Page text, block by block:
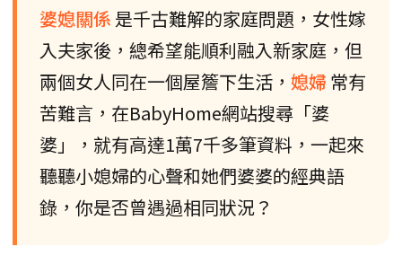
婆媳關係 是千古難解的家庭問題，女性嫁
入夫家後，總希望能順利融入新家庭，但
兩個女人同在一個屋簷下生活， 媳婦 常有
苦難言，在BabyHome網站搜尋「婆
婆」，就有高達1萬7千多筆資料，一起來
聽聽小媳婦的心聲和她們婆婆的經典語
錄，你是否曾遇過相同狀況？